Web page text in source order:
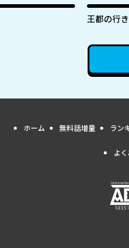
王都の行
に筆頭文
ホーム 無料話増量 ラン
よ